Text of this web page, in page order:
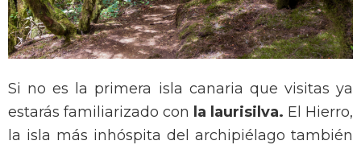
Si no es la primera isla canaria que visitas ya
estarás familiarizado con la laurisilva. El Hierro,
la isla más inhóspita del archipiélago también